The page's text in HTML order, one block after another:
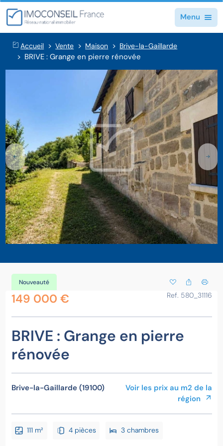
Menu
Accueil Vente Maison Brive-la-Gaillarde
BRIVE : Grange en pierre rénovée
Nouveauté
149 000 € Ref. 580_31116
BRIVE : Grange en pierre
rénovée
Brive-la-Gaillarde (19100)
Voir les prix au m2 de la
région
111 m² 4 pièces 3 chambres